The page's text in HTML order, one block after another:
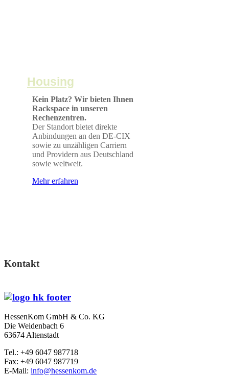
Housing
Kein Platz? Wir bieten Ihnen
Rackspace in unseren
Rechenzentren.
Der Standort bietet direkte
Anbindungen an den DE-CIX
sowie zu unzähligen Carriern
und Providern aus Deutschland
sowie weltweit.
Mehr erfahren
Kontakt
HessenKom GmbH & Co. KG
Die Weidenbach 6
63674 Altenstadt
Tel.: +49 6047 987718
Fax: +49 6047 987719
E-Mail: info@hessenkom.de